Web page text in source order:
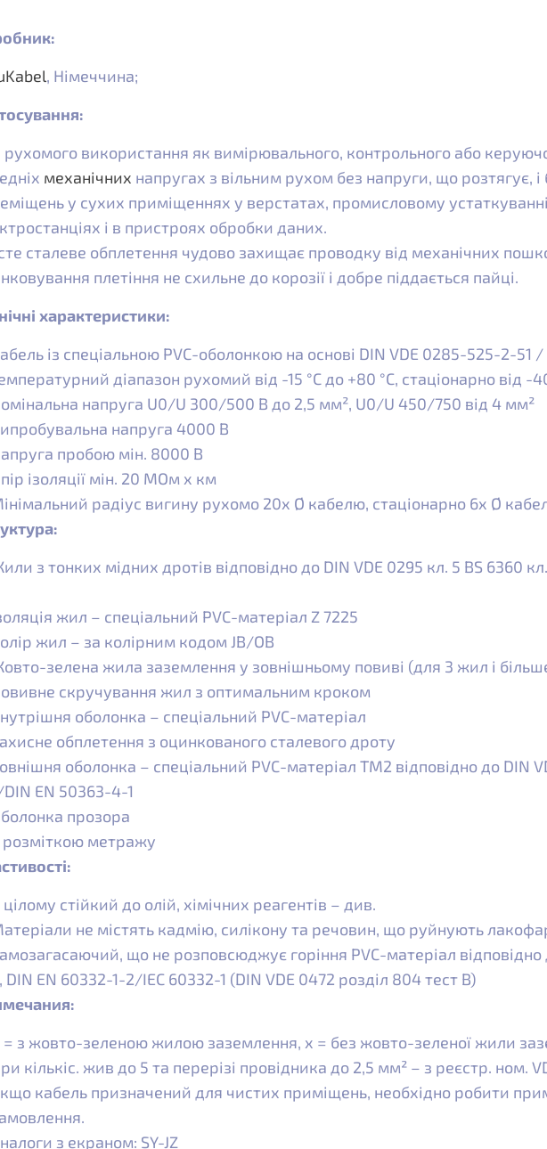
, Німеччина;
використання як вимірювального, контрольного або
механічних напругах з вільним рухом без напруги, що розтягує,
у сухих приміщеннях у верстатах, промисловому
і в пристроях обробки даних.
сталеве обплетення чудово захищає проводку від механічних
плетіння не схильне до корозії і добре піддається пайці.
характеристики:
із спеціальною PVC-оболонкою на основі DIN VDE 0285-525-2-51
діапазон рухомий від -15 °C до +80 °C, стаціонарно від -
напруга U0/U 300/500 В до 2,5 мм², U0/U 450/750 від 4 мм²
напруга 4000 В
пробою мін. 8000 В
ізоляції мін. 20 МОм x км
радіус вигину рухомо 20x Ø кабелю, стаціонарно 6x Ø
з тонких мідних дротів відповідно до DIN VDE 0295 кл. 5 BS 6360
жил – спеціальний PVC-матеріал Z 7225
жил – за колірним кодом JB/OB
зелена жила заземлення у зовнішньому повиві (для 3 жил і
скручування жил з оптимальним кроком
оболонка – спеціальний PVC-матеріал
обплетення з оцинкованого сталевого дроту
оболонка – спеціальний PVC-матеріал TM2 відповідно до DIN
EN 50363-4-1
прозора
розміткою метражу
стійкий до олій, хімічних реагентів – див.
не містять кадмію, силікону та речовин, що руйнують
що не розповсюджує горіння PVC-матеріал
DIN EN 60332-1-2/IEC 60332-1 (DIN VDE 0472 розділ 804 тест B)
= з жовто-зеленою жилою заземлення, x = без жовто-зеленої жили
кількіс. жив до 5 та перерізі провідника до 2,5 мм² – з реєстр. ном.
кабель призначений для чистих приміщень, необхідно робити
з екраном: SY-JZ